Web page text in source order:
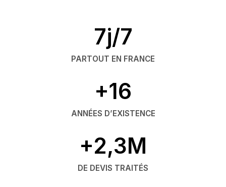
7j/7
PARTOUT EN FRANCE
+16
ANNÉES D’EXISTENCE
+2,3M
DE DEVIS TRAITÉS